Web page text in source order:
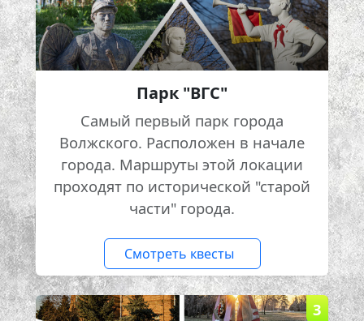
Парк "ВГС"
Самый первый парк города
Волжского. Расположен в начале
города. Маршруты этой локации
проходят по исторической "старой
части" города.
Смотреть квесты
3